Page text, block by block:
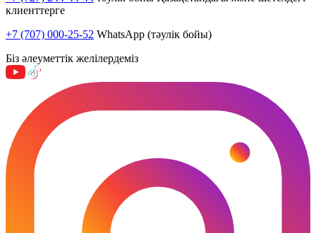
клиенттерге
+7 (707) 000-25-52 WhatsApp (тәулік бойы)
Біз әлеуметтік желілердеміз